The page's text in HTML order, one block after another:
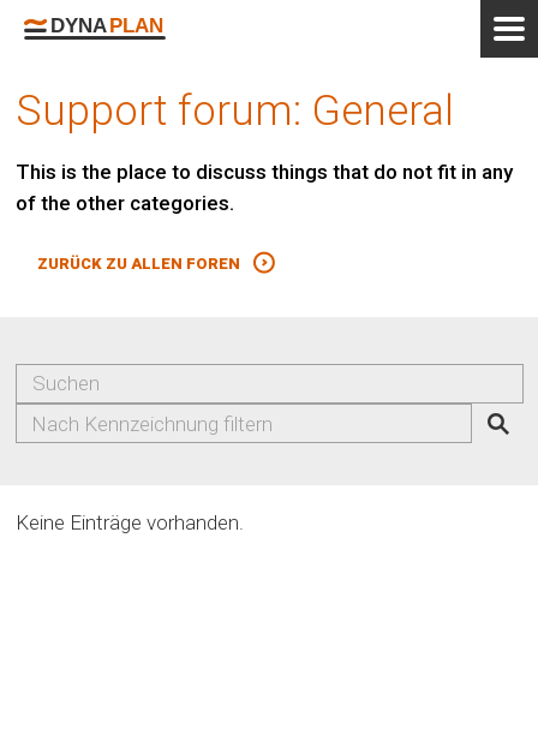
Support forum: General
This is the place to discuss things that do not fit in any
of the other categories.
ZURÜCK ZU ALLEN FOREN
Keine Einträge vorhanden.